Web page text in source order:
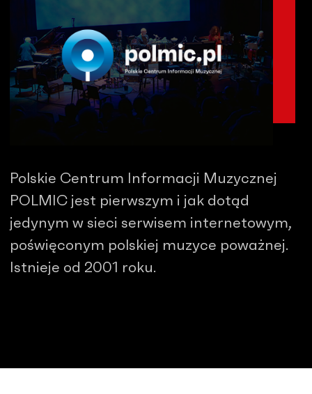
Polskie Centrum Informacji Muzycznej
POLMIC jest pierwszym i jak dotąd
jedynym w sieci serwisem internetowym,
poświęconym polskiej muzyce poważnej.
Istnieje od 2001 roku.